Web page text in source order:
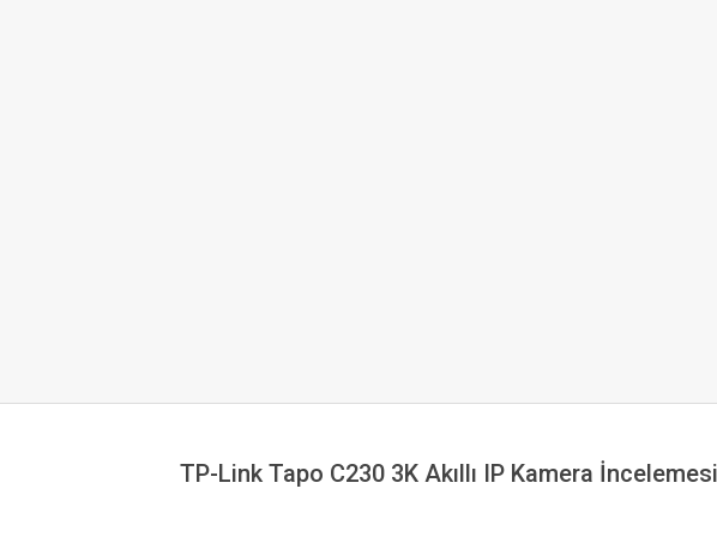
TP-Link Tapo C230 3K Akıllı IP Kamera İncelemesi